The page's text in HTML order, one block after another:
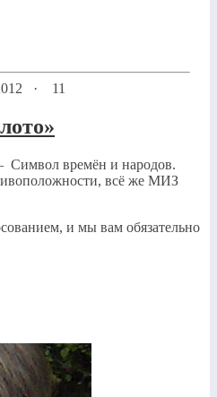
· 11
времён и народов.
всё же МИЗ
и мы вам обязательно